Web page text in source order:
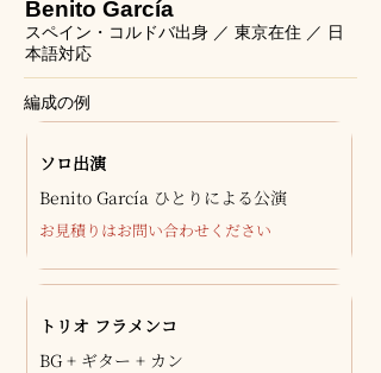
Benito García
スペイン・コルドバ出身 ／ 東京在住 ／ 日
本語対応
編成の例
ソロ出演
Benito García ひとりによる公演
お見積りはお問い合わせください
トリオ フラメンコ
BG + ギター + カン